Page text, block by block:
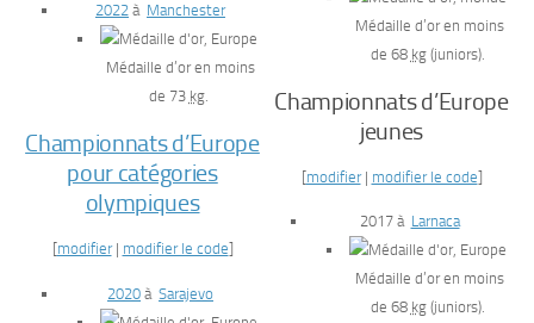
2022 à Manchester
Médaille d’or en moins
de 73 kg.
Championnats d’Europe
pour catégories
olympiques
[modifier| modifier le code]
2020 à Sarajevo
Médaille d’or en moins
de 68 kg(juniors).
Championnats d’Europe
jeunes
[modifier| modifier le code]
2017 à Larnaca
Médaille d’or en moins
de 68 kg(juniors).